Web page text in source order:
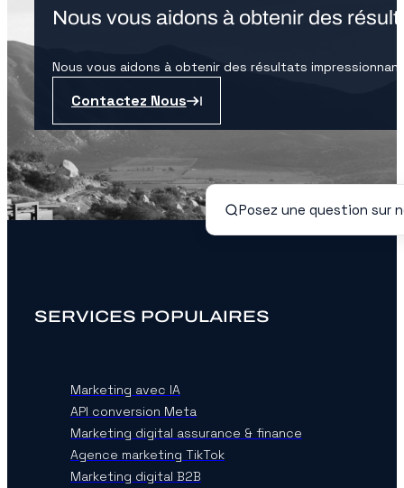
Nous vous aidons à obtenir des
Nous vous aidons à obtenir des résultats
Contactez Nous
SERVICES POPULAIRES
Marketing avec IA
API conversion Meta
Marketing digital assurance & finance
Agence marketing TikTok
Marketing digital B2B